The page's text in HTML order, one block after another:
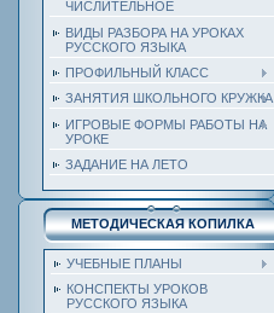
ЧИСЛИТЕЛЬНОЕ
ВИДЫ РАЗБОРА НА УРОКАХ
РУССКОГО ЯЗЫКА
ПРОФИЛЬНЫЙ КЛАСС
ЗАНЯТИЯ ШКОЛЬНОГО КРУЖКА
ИГРОВЫЕ ФОРМЫ РАБОТЫ НА
УРОКЕ
ЗАДАНИЕ НА ЛЕТО
МЕТОДИЧЕСКАЯ КОПИЛКА
УЧЕБНЫЕ ПЛАНЫ
КОНСПЕКТЫ УРОКОВ
РУССКОГО ЯЗЫКА